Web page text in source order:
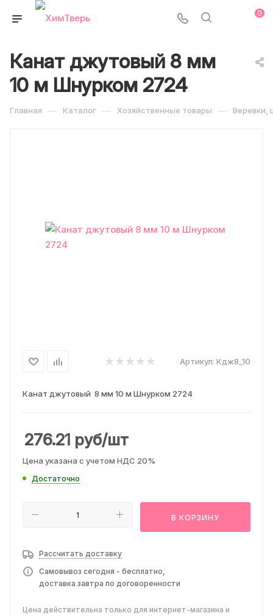
0
Канат джутовый 8 мм
10 м Шнурком 2724
Главная — Каталог — Хозяйственные товары — Веревки,
Артикул: Кдж8_10
Канат джутовый 8 мм 10 м Шнурком 2724
276.21 руб/шт
Цена указана с учетом НДС 20%
Достаточно
В КОРЗИНУ
Рассчитать доставку
Самовывоз сегодня - бесплатно,
доставка завтра по договоренности
Цена действительна только для интернет-магазина и